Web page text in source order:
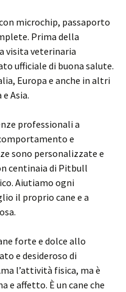
microchip, passaporto
Prima della
visita veterinaria
ufficiale di buona salute.
Europa e anche in altri
Asia.
professionali a
e
sono personalizzate e
centinaia di Pitbull
Aiutiamo ogni
il proprio cane e a
forte e dolce allo
e desideroso di
l’attività fisica, ma è
e affetto. È un cane che